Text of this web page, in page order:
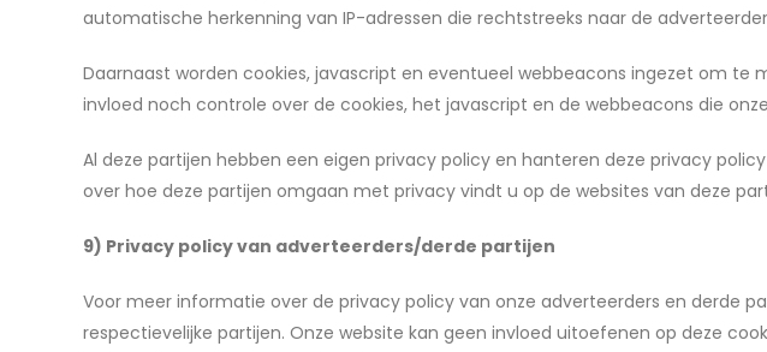
automatische herkenning van IP-adressen die rechtstreeks naar de
Daarnaast worden cookies, javascript en eventueel webbeacons ingezet om
invloed noch controle over de cookies, het javascript en de webbeacons die
Al deze partijen hebben een eigen privacy policy en hanteren deze privacy
over hoe deze partijen omgaan met privacy vindt u op de websites van deze
9) Privacy policy van adverteerders/derde partijen
Voor meer informatie over de privacy policy van onze adverteerders en derde
respectievelijke partijen. Onze website kan geen invloed uitoefenen op deze